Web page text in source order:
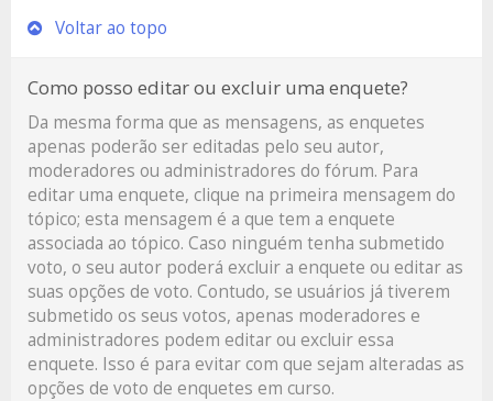
Voltar ao topo
Como posso editar ou excluir uma enquete?
Da mesma forma que as mensagens, as enquetes
apenas poderão ser editadas pelo seu autor,
moderadores ou administradores do fórum. Para
editar uma enquete, clique na primeira mensagem do
tópico; esta mensagem é a que tem a enquete
associada ao tópico. Caso ninguém tenha submetido
voto, o seu autor poderá excluir a enquete ou editar as
suas opções de voto. Contudo, se usuários já tiverem
submetido os seus votos, apenas moderadores e
administradores podem editar ou excluir essa
enquete. Isso é para evitar com que sejam alteradas as
opções de voto de enquetes em curso.